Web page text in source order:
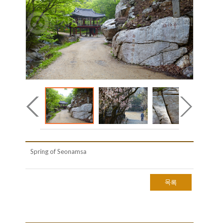
Spring of Seonamsa
목록